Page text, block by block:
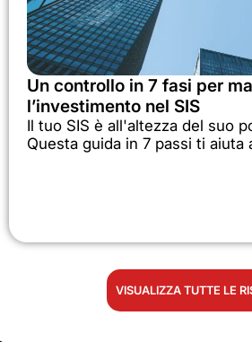
Un controllo in 7 fasi per
l’investimento nel SIS
Il tuo SIS è all'altezza del suo
Questa guida in 7 passi ti aiuta
VISUALIZZA TUTTE LE